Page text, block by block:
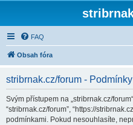
FAQ
Obsah fóra
stribrnak.cz/forum -
Svým přístupem na „stribrnak.cz/
“stribrnak.cz/forum”, “https://
podmínkami. Pokud nesouhlasíte,